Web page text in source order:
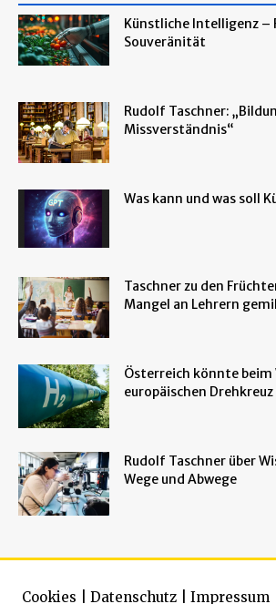
Künstliche Intelligenz
Souveränität
Rudolf Taschner:
Missverständnis“
Was kann und was soll
Taschner zu den
Mangel an Lehrern
Österreich könnte beim
europäischen
Rudolf Taschner über
Wege und Abwege
Cookies Datenschutz Impressum